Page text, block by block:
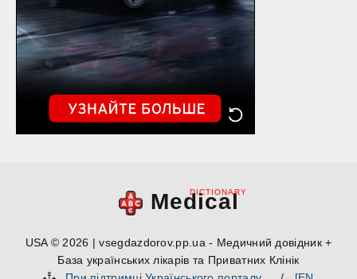
Medical
DICTIONARY
USA © 2026 | vsegdazdorov.pp.ua - Медичний довідник +
База українських лікарів та Приватних Клінік